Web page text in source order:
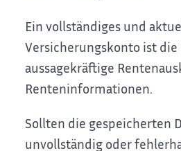
Ein vollständiges und
Versicherungskonto ist
aussagekräftige
Renteninformationen.
Sollten die gespeicherten
unvollständig oder